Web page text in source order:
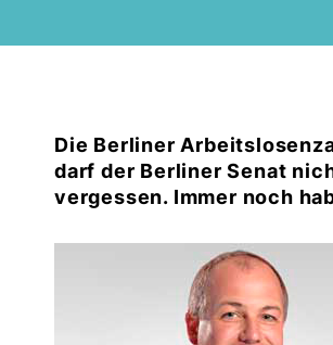
Die Berliner
darf der Berliner Senat
vergessen. Immer noch